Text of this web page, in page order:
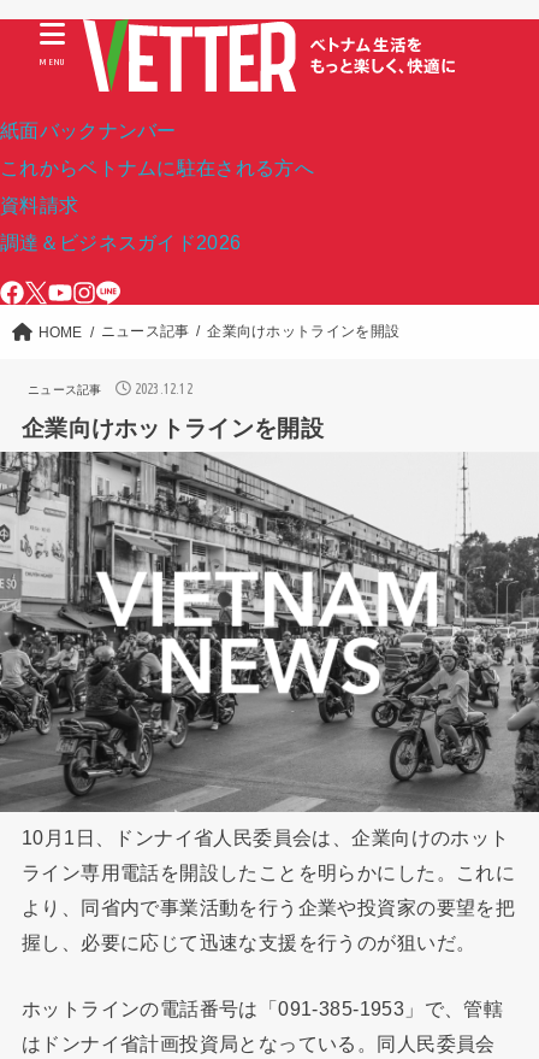
紙面バックナンバー
これからベトナムに駐在される方へ
資料請求
調達＆ビジネスガイド2026
MENU
HOME ニュース記事 企業向けホットラインを開設
ニュース記事 2023.12.12
企業向けホットラインを開設
10月1日、ドンナイ省人民委員会は、企業向けのホット
ライン専用電話を開設したことを明らかにした。これに
より、同省内で事業活動を行う企業や投資家の要望を把
握し、必要に応じて迅速な支援を行うのが狙いだ。
ホットラインの電話番号は「091-385-1953」で、管轄
はドンナイ省計画投資局となっている。同人民委員会